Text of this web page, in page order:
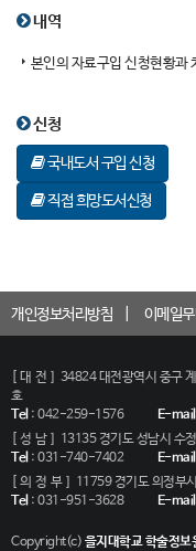
내역
본인의 자료구입 신청현황과
신청
국내도서 구입 신청
직접 희망도서신청
개인정보처리방침 이메일
[대전]
34824 대전광역시 중구
호
Tel: 042-259-1576 E-mail
[성남]
13135 경기도 성남시 수
Tel: 031-740-7402 E-mail
[의정부]
11759 경기도 의정부
Tel: 031-951-3628 E-mail
Copyright(c) 을지대학교 학술정보